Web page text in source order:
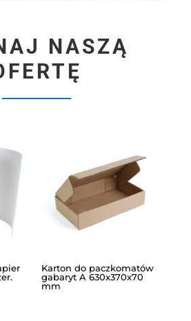
NASZĄ
Karton do paczkomatów
gabaryt A 630x370x70
mm